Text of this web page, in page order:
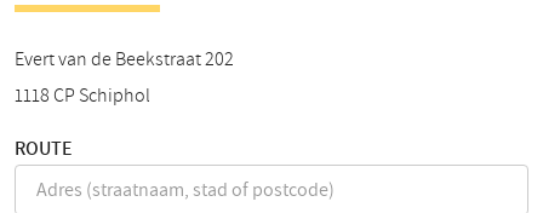
Evert van de Beekstraat 202
1118 CP Schiphol
ROUTE